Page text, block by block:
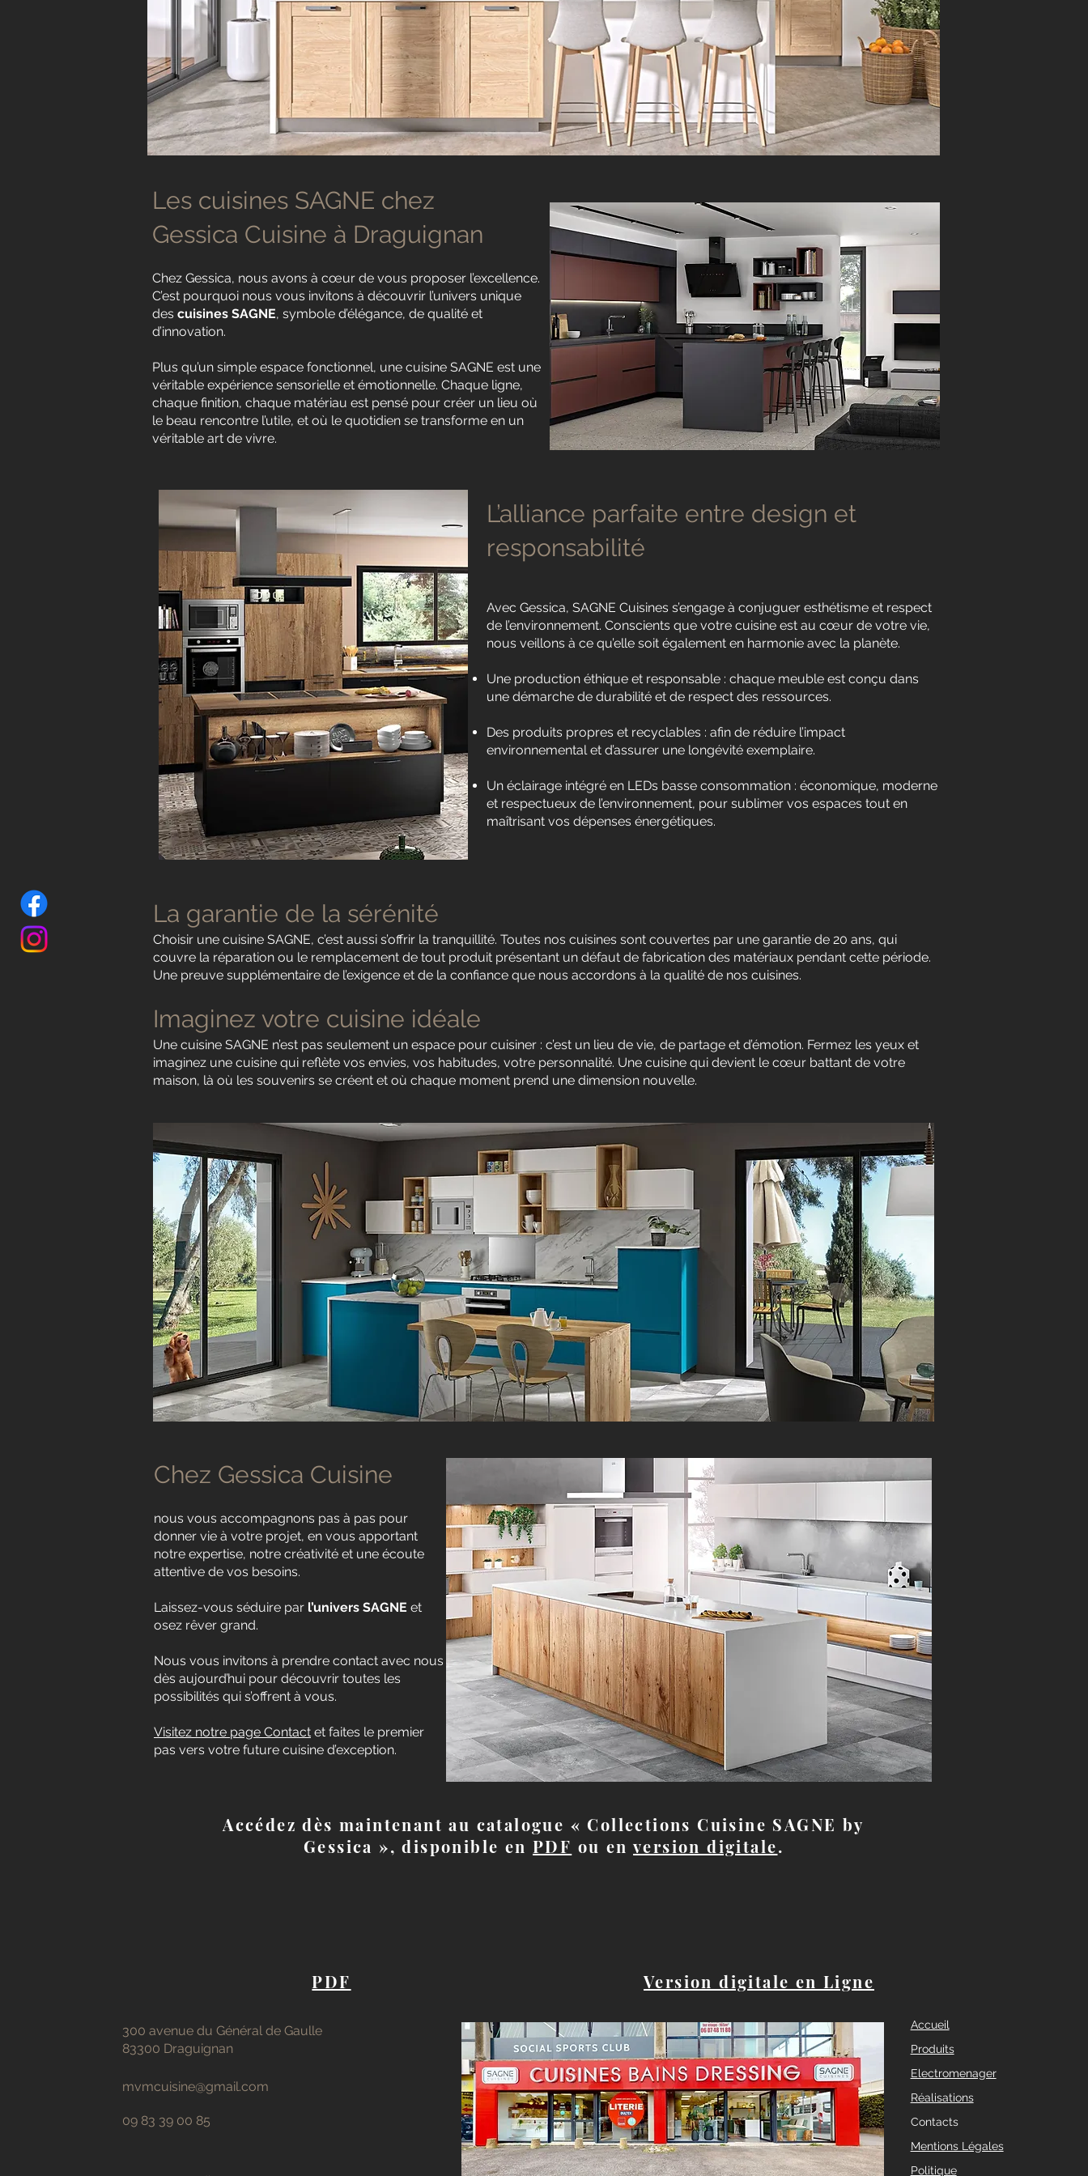
Les cuisines SAGNE chez
Gessica Cuisine à Draguignan
Chez Gessica, nous avons à cœur de vous proposer l’excellence.
C’est pourquoi nous vous invitons à découvrir l’univers unique
des cuisines SAGNE, symbole d’élégance, de qualité et
d’innovation.
Plus qu’un simple espace fonctionnel, une cuisine SAGNE est une
véritable expérience sensorielle et émotionnelle. Chaque ligne,
chaque finition, chaque matériau est pensé pour créer un lieu où
le beau rencontre l’utile, et où le quotidien se transforme en un
véritable art de vivre.
L’alliance parfaite entre design et
responsabilité
Avec Gessica, SAGNE Cuisines s’engage à conjuguer esthétisme et respect
de l’environnement. Conscients que votre cuisine est au cœur de votre vie,
nous veillons à ce qu’elle soit également en harmonie avec la planète.
Une production éthique et responsable : chaque meuble est conçu dans
une démarche de durabilité et de respect des ressources.
Des produits propres et recyclables : afin de réduire l’impact
environnemental et d’assurer une longévité exemplaire.
Un éclairage intégré en LEDs basse consommation : économique, moderne
et respectueux de l’environnement, pour sublimer vos espaces tout en
maîtrisant vos dépenses énergétiques.
La garantie de la sérénité
Choisir une cuisine SAGNE, c’est aussi s’offrir la tranquillité. Toutes nos cuisines sont couvertes par une garantie de 20 ans, qui
couvre la réparation ou le remplacement de tout produit présentant un défaut de fabrication des matériaux pendant cette période.
Une preuve supplémentaire de l’exigence et de la confiance que nous accordons à la qualité de nos cuisines.
Imaginez votre cuisine idéale
Une cuisine SAGNE n’est pas seulement un espace pour cuisiner : c’est un lieu de vie, de partage et d’émotion. Fermez les yeux et
imaginez une cuisine qui reflète vos envies, vos habitudes, votre personnalité. Une cuisine qui devient le cœur battant de votre
maison, là où les souvenirs se créent et où chaque moment prend une dimension nouvelle.
Chez Gessica Cuisine
nous vous accompagnons pas à pas pour
donner vie à votre projet, en vous apportant
notre expertise, notre créativité et une écoute
attentive de vos besoins.
Laissez-vous séduire par l’univers SAGNE et
osez rêver grand.
Nous vous invitons à prendre contact avec nous
dès aujourd’hui pour découvrir toutes les
possibilités qui s’offrent à vous.
Visitez notre page Contact et faites le premier
pas vers votre future cuisine d’exception.
Accédez dès maintenant au catalogue « Collections Cuisine SAGNE by
Gessica », disponible enPDF ou enversion digitale.
PDF Version digitale en Ligne
300 avenue du Général de Gaulle
83300 Draguignan
mvmcuisine@gmail.com
09 83 39 00 85
Accueil
Produits
Electromenager
Réalisations
Contacts
Mentions Légales
Politique